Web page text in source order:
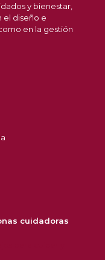
y bienestar,
diseño e
en la gestión
cuidadoras